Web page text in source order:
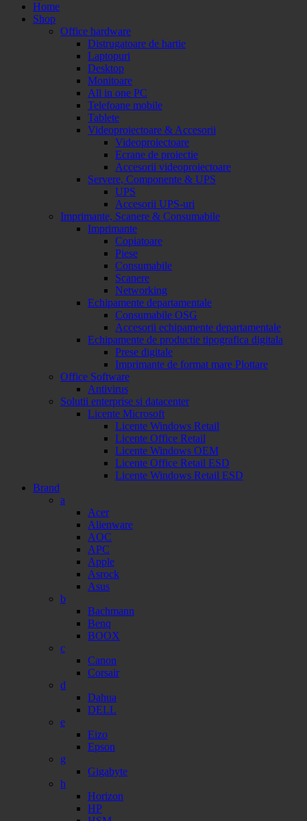
Home
Shop
Office hardware
Distrugatoare de hartie
Laptopuri
Desktop
Monitoare
All in one PC
Telefoane mobile
Tablete
Videoproiectoare & Accesorii
Videoproiectoare
Ecrane de proiectie
Accesorii videoproiectoare
Servere, Componente & UPS
UPS
Accesorii UPS-uri
Imprimante, Scanere & Consumabile
Imprimante
Copiatoare
Piese
Consumabile
Scanere
Networking
Echipamente departamentale
Consumabile OSG
Accesorii echipamente departamentale
Echipamente de productie tipografica digitala
Prese digitale
Imprimante de format mare Plottare
Office Software
Antivirus
Solutii enterprise si datacenter
Licente Microsoft
Licente Windows Retail
Licente Office Retail
Licente Windows OEM
Licente Office Retail ESD
Licente Windows Retail ESD
Brand
a
Acer
Alienware
AOC
APC
Apple
Asrock
Asus
b
Bachmann
Benq
BOOX
c
Canon
Corsair
d
Dahua
DELL
e
Eizo
Epson
g
Gigabyte
h
Horizon
HP